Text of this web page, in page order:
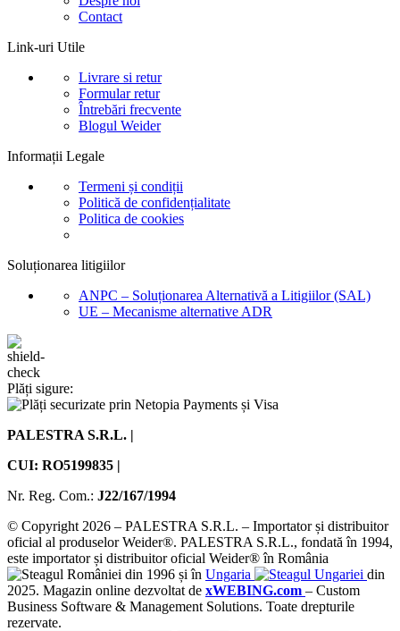
Contact
Link-uri Utile
Livrare si retur
Formular retur
Întrebări frecvente
Blogul Weider
Informații Legale
Termeni și condiții
Politică de confidențialitate
Politica de cookies
Soluționarea litigiilor
ANPC – Soluționarea Alternativă a Litigiilor (SAL)
UE – Mecanisme alternative ADR
Plăți sigure:
PALESTRA S.R.L. |
CUI: RO5199835 |
Nr. Reg. Com.: J22/167/1994
© Copyright 2026 – PALESTRA S.R.L. – Importator și distribuitor
oficial al produselor Weider®. PALESTRA S.R.L., fondată în 1994,
este importator și distribuitor oficial Weider® în România
din 1996 și în Ungaria
din
2025. Magazin online dezvoltat de xWEBING.com – Custom
Business Software & Management Solutions. Toate drepturile
rezervate.